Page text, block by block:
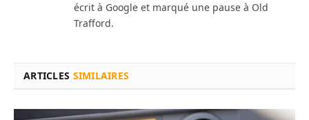
écrit à Google et marqué une pause à Old
Trafford.
ARTICLES SIMILAIRES